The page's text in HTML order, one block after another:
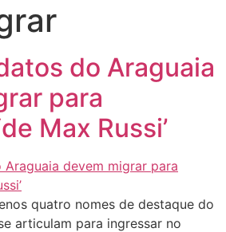
do Araguaia
para
Max Russi’
quatro nomes de destaque do
articulam para ingressar no